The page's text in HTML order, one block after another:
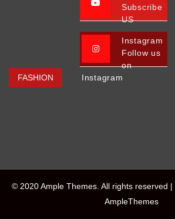
FASHION
Subscribe
US
Instagram
Follow us
on
Instagram
© 2020 Ample Themes. All rights reserved |
AmpleThemes